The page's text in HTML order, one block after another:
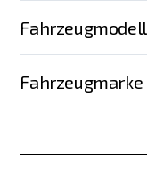
Fahrzeugmodell
Fahrzeugmarke